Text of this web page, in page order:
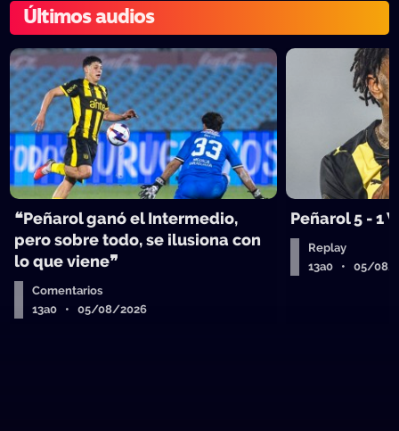
Últimos audios
❝Peñarol ganó el Intermedio,
pero sobre todo, se ilusiona con
lo que viene❞
Comentarios
13a0 • 05/08/2026
Peñarol 5 - 1
Replay
13a0 • 05/08/